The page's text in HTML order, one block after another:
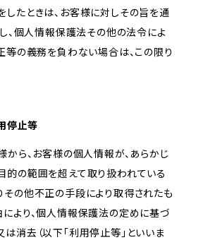
たときは、お客様に対しその旨を通
し、個人情報保護法その他の法令によ
等の義務を負わない場合は、この限り
停止等
から、お客様の個人情報が、あらかじ
的の範囲を超えて取り扱われている
その他不正の手段により取得されたも
より、個人情報保護法の定めに基づ
消去（以下「利用停止等」といいま